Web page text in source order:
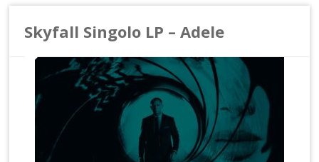
Skyfall Singolo LP – Adele